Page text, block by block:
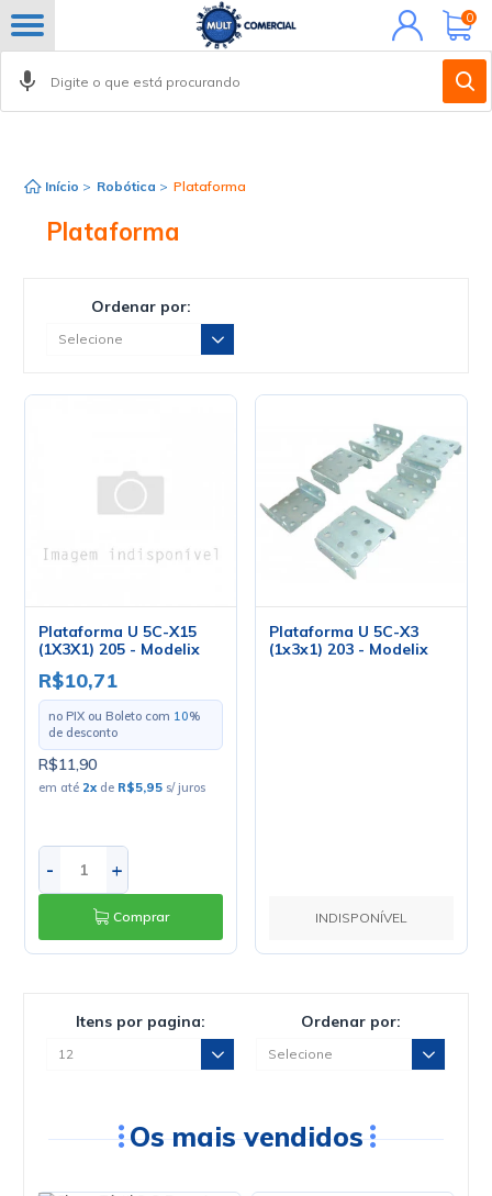
Minha
conta
0
Início > Robótica > Plataforma
Plataforma
Ordenar por:
Plataforma U 5C-X15
(1X3X1) 205 - Modelix
R$10,71
no PIX ou Boleto com 10%
de desconto
R$11,90
em até 2x de R$5,95 s/ juros
- +
Comprar
Plataforma U 5C-X3
(1x3x1) 203 - Modelix
INDISPONÍVEL
Itens por pagina: Ordenar por:
Os mais vendidos